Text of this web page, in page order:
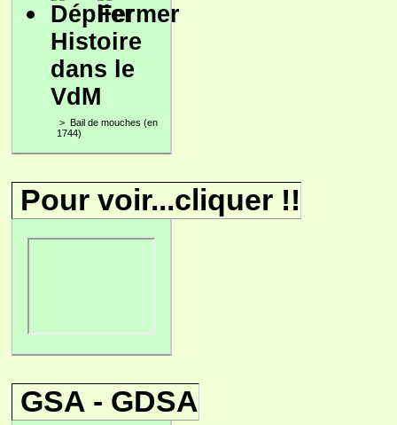
Histoire
dans le
VdM
> Bail de mouches (en
1744)
Pour voir...cliquer !!
GSA - GDSA